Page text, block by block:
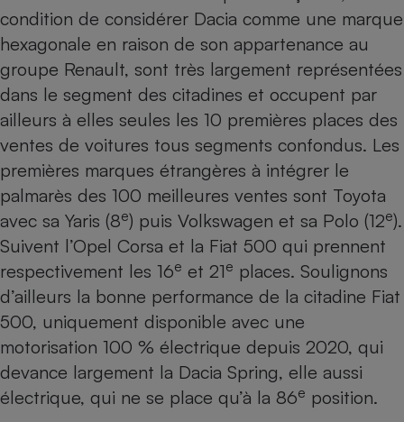
condition de considérer Dacia comme une marque
hexagonale en raison de son appartenance au
groupe Renault, sont très largement représentées
dans le segment des citadines et occupent par
ailleurs à elles seules les 10 premières places des
ventes de voitures tous segments confondus. Les
premières marques étrangères à intégrer le
palmarès des 100 meilleures ventes sont Toyota
avec sa Yaris (8e) puis Volkswagen et sa Polo (12e).
Suivent l’Opel Corsa et la Fiat 500 qui prennent
respectivement les 16e et 21e places. Soulignons
d’ailleurs la bonne performance de la citadine Fiat
500, uniquement disponible avec une
motorisation 100 % électrique depuis 2020, qui
devance largement la Dacia Spring, elle aussi
électrique, qui ne se place qu’à la 86e position.